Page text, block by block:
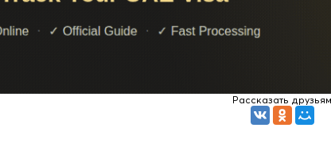
Рассказать друзьям